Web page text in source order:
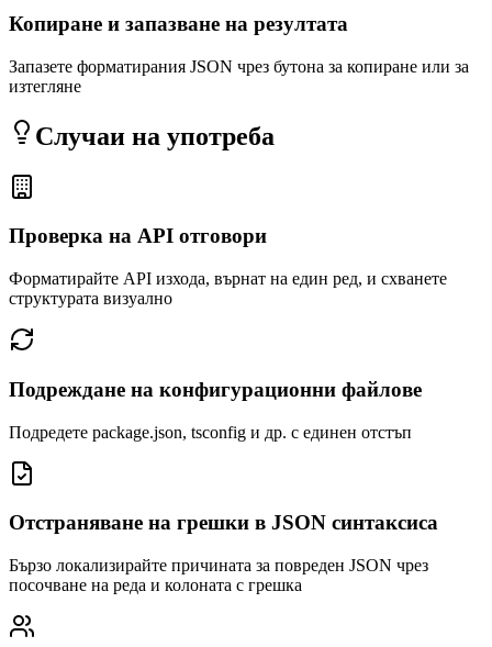
Копиране и запазване на резултата
Запазете форматирания JSON чрез бутона за копиране или за
изтегляне
Случаи на употреба
Проверка на API отговори
Форматирайте API изхода, върнат на един ред, и схванете
структурата визуално
Подреждане на конфигурационни файлове
Подредете package.json, tsconfig и др. с единен отстъп
Отстраняване на грешки в JSON синтаксиса
Бързо локализирайте причината за повреден JSON чрез
посочване на реда и колоната с грешка